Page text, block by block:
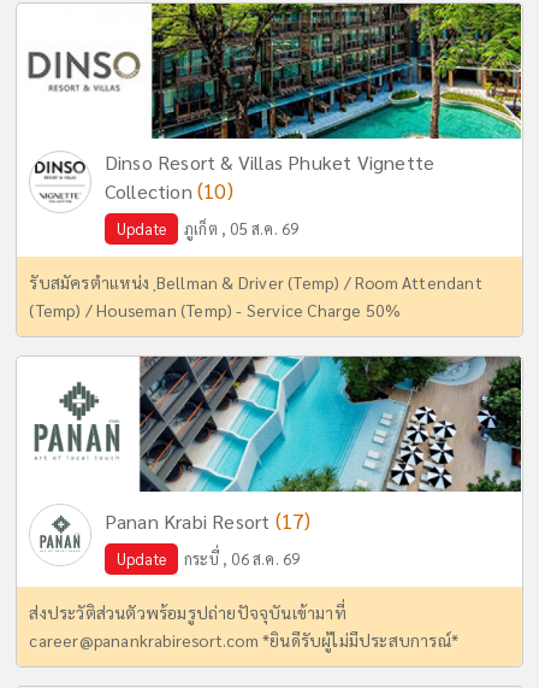
Dinso Resort & Villas Phuket Vignette
Collection (10)
Update ภูเก็ต , 05 ส.ค. 69
รับสมัครตำแหน่ง ฺBellman & Driver (Temp) / Room Attendant
(Temp) / Houseman (Temp) - Service Charge 50%
Panan Krabi Resort (17)
Update กระบี่ , 06 ส.ค. 69
ส่งประวัติส่วนตัวพร้อมรูปถ่ายปัจจุบันเข้ามาที่
career@panankrabiresort.com *ยินดีรับผู้ไม่มีประสบการณ์*